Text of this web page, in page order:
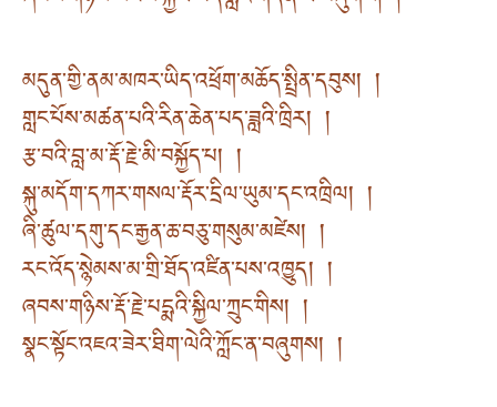
མདུན་གྱི་ནམ་མཁར་ཡིད་འཕྲོག་མཆོད་སྤྲིན་དབུས། །
གླང་པོས་མཚན་པའི་རིན་ཆེན་པད་ཟླའི་ཁྲིར། །
རྩ་བའི་བླ་མ་རྡོ་རྗེ་མི་བསྐྱོད་པ། །
སྐུ་མདོག་དཀར་གསལ་རྡོར་དྲིལ་ཡུམ་དང་འཁྲིལ། །
ཞི་ཚུལ་དགུ་དང་རྒྱན་ཆ་བཅུ་གསུམ་མཛེས། །
རང་འོད་སྙེམས་མ་གྲི་ཐོད་འཛིན་པས་འཁྱུད། །
ཞབས་གཉིས་རྡོ་རྗེ་པདྨའི་སྐྱིལ་ཀྲུང་གིས། །
སྣང་སྟོང་འཇའ་ཟེར་ཐིག་ལེའི་ཀློང་ན་བཞུགས། །